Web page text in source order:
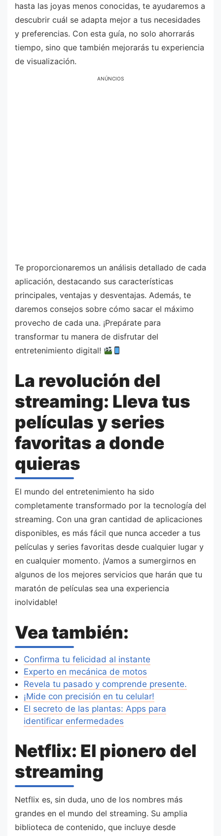
hasta las joyas menos conocidas, te ayudaremos a
descubrir cuál se adapta mejor a tus necesidades
y preferencias. Con esta guía, no solo ahorrarás
tiempo, sino que también mejorarás tu experiencia
de visualización.
ANÚNCIOS
Te proporcionaremos un análisis detallado de cada
aplicación, destacando sus características
principales, ventajas y desventajas. Además, te
daremos consejos sobre cómo sacar el máximo
provecho de cada una. ¡Prepárate para
transformar tu manera de disfrutar del
entretenimiento digital!
La revolución del
streaming: Lleva tus
películas y series
favoritas a donde
quieras
El mundo del entretenimiento ha sido
completamente transformado por la tecnología del
streaming. Con una gran cantidad de aplicaciones
disponibles, es más fácil que nunca acceder a tus
películas y series favoritas desde cualquier lugar y
en cualquier momento. ¡Vamos a sumergirnos en
algunos de los mejores servicios que harán que tu
maratón de películas sea una experiencia
inolvidable!
Vea también:
Confirma tu felicidad al instante
Experto en mecánica de motos
Revela tu pasado y comprende presente.
¡Mide con precisión en tu celular!
El secreto de las plantas: Apps para
identificar enfermedades
Netflix: El pionero del
streaming
Netflix es, sin duda, uno de los nombres más
grandes en el mundo del streaming. Su amplia
biblioteca de contenido, que incluye desde